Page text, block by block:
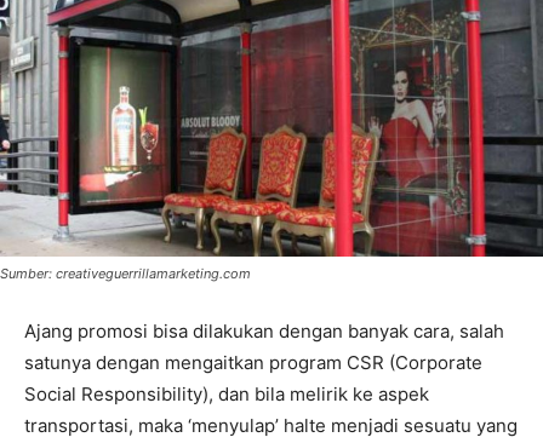
Sumber: creativeguerrillamarketing.com
Ajang promosi bisa dilakukan dengan banyak cara, salah
satunya dengan mengaitkan program CSR (Corporate
Social Responsibility), dan bila melirik ke aspek
transportasi, maka ‘menyulap’ halte menjadi sesuatu yang